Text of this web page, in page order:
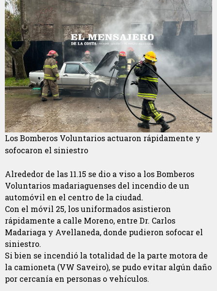
Los Bomberos Voluntarios actuaron rápidamente y
sofocaron el siniestro
Alrededor de las 11.15 se dio a viso a los Bomberos
Voluntarios madariaguenses del incendio de un
automóvil en el centro de la ciudad.
Con el móvil 25, los uniformados asistieron
rápidamente a calle Moreno, entre Dr. Carlos
Madariaga y Avellaneda, donde pudieron sofocar el
siniestro.
Si bien se incendió la totalidad de la parte motora de
la camioneta (VW Saveiro), se pudo evitar algún daño
por cercanía en personas o vehículos.